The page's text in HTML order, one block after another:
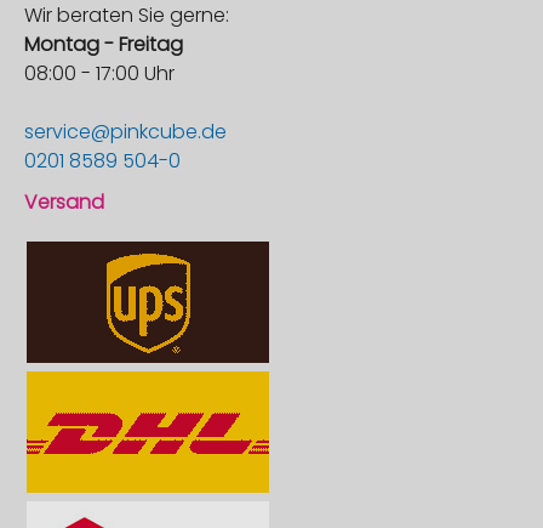
Wir beraten Sie gerne:
Montag - Freitag
08:00 - 17:00 Uhr
service@pinkcube.de
0201 8589 504-0
Versand